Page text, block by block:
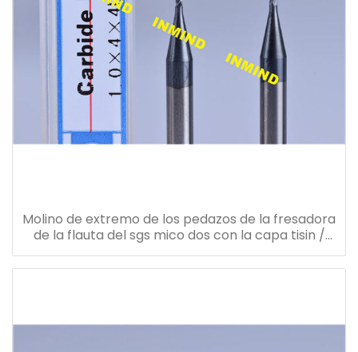
Molino de extremo de los pedazos de la fresadora
de la flauta del sgs mico dos con la capa tisin /